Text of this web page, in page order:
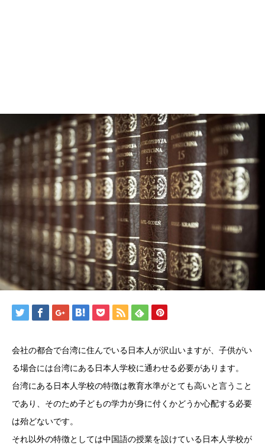
会社の都合で台湾に住んでいる日本人が沢山いますが、子供がい
る場合には台湾にある日本人学校に通わせる必要があります。
台湾にある日本人学校の特徴は教育水準がとても高いと言うこと
であり、そのため子どもの学力が身に付くかどうか心配する必要
は殆どないです。
それ以外の特徴としては中国語の授業を設けている日本人学校が